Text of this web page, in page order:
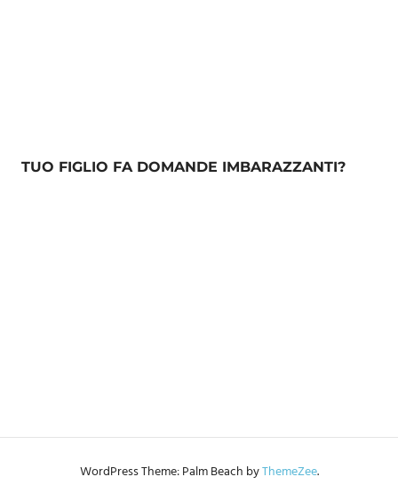
TUO FIGLIO FA DOMANDE IMBARAZZANTI?
WordPress Theme: Palm Beach byThemeZee.